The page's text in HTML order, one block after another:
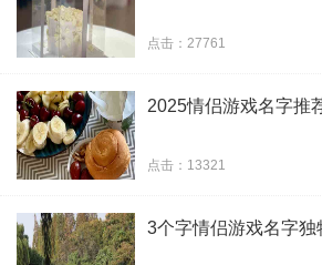
点击：27761
2025情侣游戏名字推
点击：13321
3个字情侣游戏名字独